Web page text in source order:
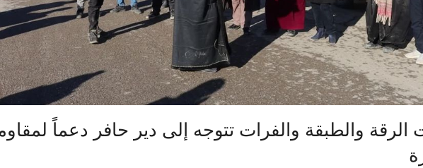
360p
240p
auto
والطبقة والفرات تتوجه إلى دير حافر دعماً